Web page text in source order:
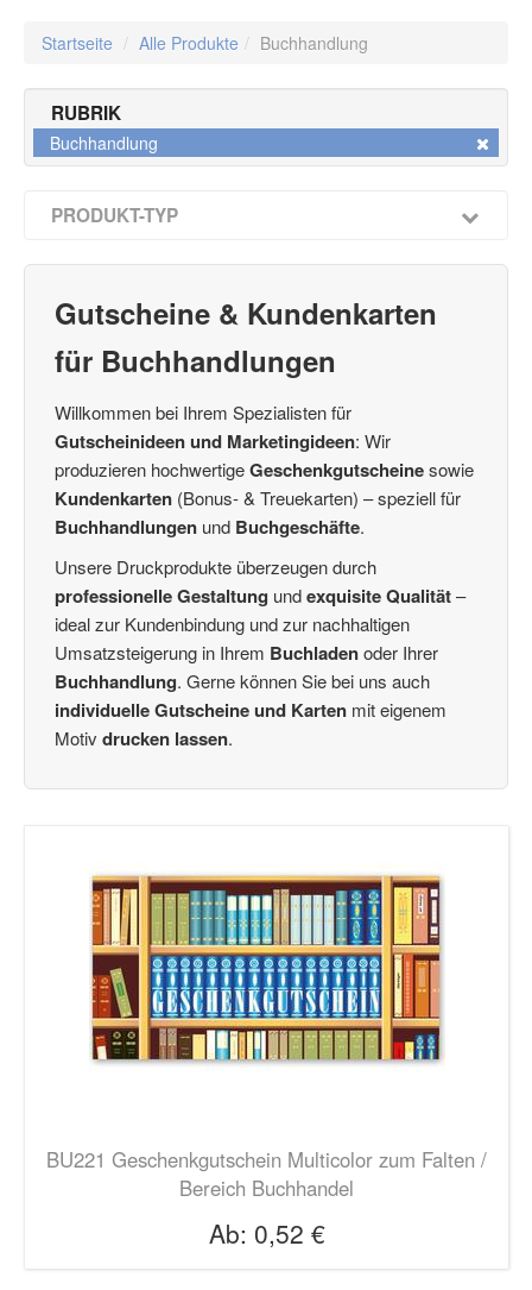
Startseite / Alle Produkte / Buchhandlung
RUBRIK
Buchhandlung
PRODUKT-TYP
Caro-Gutscheine(2)
Booklet-Gutscheine(8)
Gutschein-Boxen 3D(7)
4Emotion-Gutscheine(11)
Kundenkarten / Bonuskarten(13)
Vorteils-Card(2)
Empfehlungskarten(3)
Glückwunschkarten(21)
Lesezeichen(5)
Schleifen(28)
Kundengeschenke / Weihnachtsgeschenke(3)
Weihnachtspostkarten(1)
Combi-Gutscheine(1)
Gutscheine & Kundenkarten
für Buchhandlungen
Willkommen bei Ihrem Spezialisten für
Gutscheinideen und Marketingideen: Wir
produzieren hochwertigeGeschenkgutscheinesowie
Kundenkarten (Bonus- & Treuekarten) – speziell für
Buchhandlungen und Buchgeschäfte.
Unsere Druckprodukte überzeugen durch
professionelle Gestaltung undexquisite Qualität–
ideal zur Kundenbindung und zur nachhaltigen
Umsatzsteigerung in Ihrem Buchladenoder Ihrer
Buchhandlung. Gerne können Sie bei uns auch
individuelle Gutscheine und Karten mit eigenem
Motiv drucken lassen.
BU221 Geschenkgutschein Multicolor zum Falten /
Bereich Buchhandel
Ab: 0,52 €